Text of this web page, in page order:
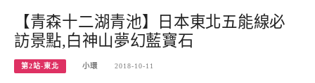
【青森十二湖青池】日本東北五能線必
訪景點,白神山夢幻藍寶石
第2站-東北 小環 2018-10-11